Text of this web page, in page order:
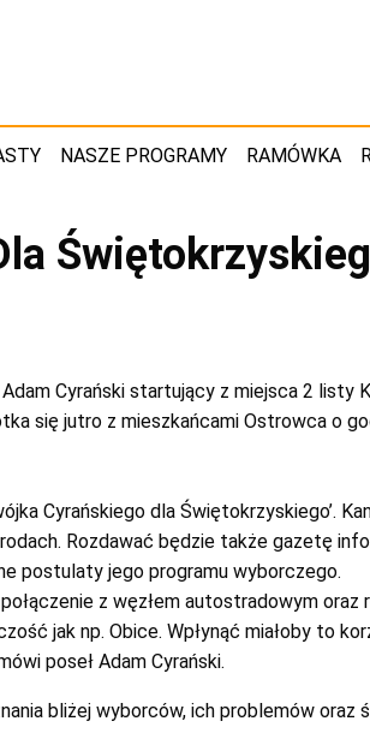
NASZE PROGRAMY RAMÓWKA
Cyrański startujący z miejsca 2 listy
się jutro z mieszkańcami Ostrowca o
Cyrańskiego dla Świętokrzyskiego’.
Rozdawać będzie także gazetę
postulaty jego programu wyborczego.
z węzłem autostradowym oraz
jak np. Obice. Wpłynąć miałoby to
poseł Adam Cyrański.
bliżej wyborców, ich problemów oraz